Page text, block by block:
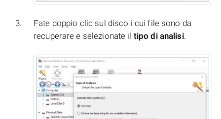
Fate doppio clic sul disco i cui file sono da
recuperare e selezionate il tipo di analisi.